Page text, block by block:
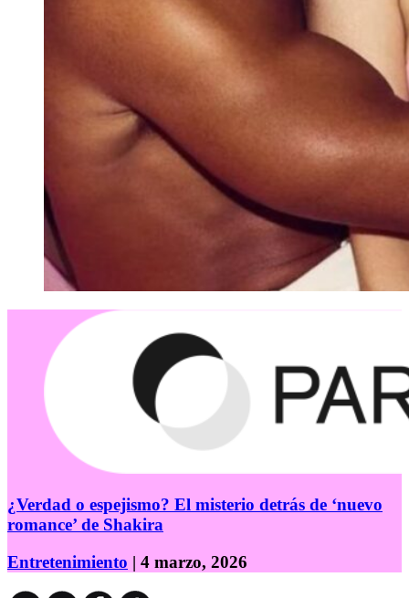
¿Verdad o espejismo? El misterio detrás de ‘nuevo
romance’ de Shakira
Entretenimiento | 4 marzo, 2026